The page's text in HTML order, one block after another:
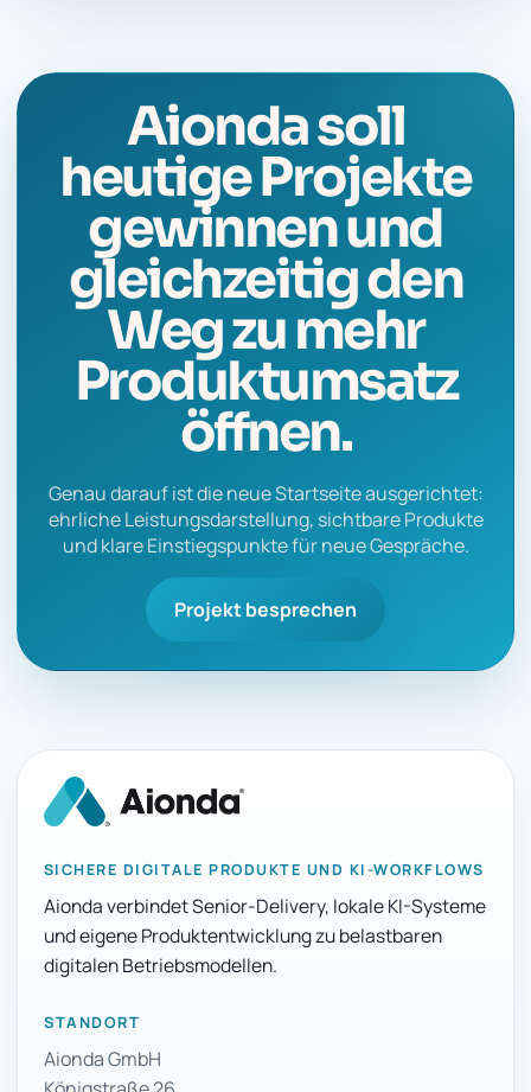
Aionda soll
heutige Projekte
gewinnen und
gleichzeitig den
Weg zu mehr
Produktumsatz
öffnen.
Genau darauf ist die neue Startseite ausgerichtet:
ehrliche Leistungsdarstellung, sichtbare Produkte
und klare Einstiegspunkte für neue Gespräche.
Projekt besprechen
SICHERE DIGITALE PRODUKTE UND KI-WORKFLOWS
Aionda verbindet Senior-Delivery, lokale KI-Systeme
und eigene Produktentwicklung zu belastbaren
digitalen Betriebsmodellen.
STANDORT
Aionda GmbH